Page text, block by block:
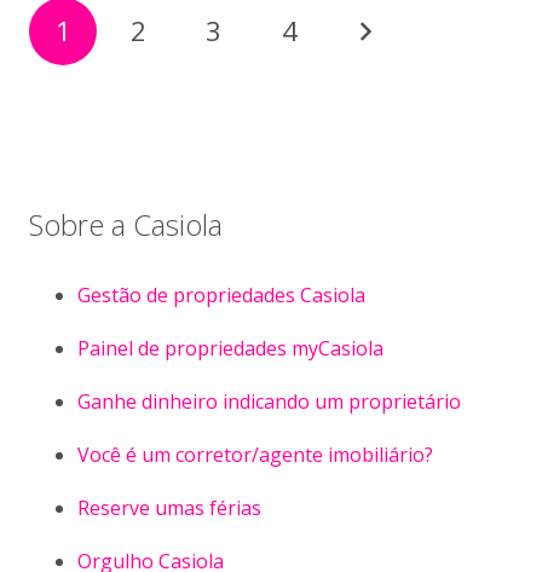
1 2 3 4
Sobre a Casiola
Gestão de propriedades Casiola
Painel de propriedades myCasiola
Ganhe dinheiro indicando um proprietário
Você é um corretor/agente imobiliário?
Reserve umas férias
Orgulho Casiola